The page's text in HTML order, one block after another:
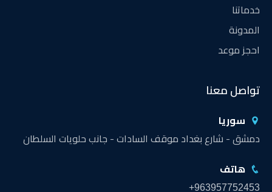
خدماتنا
المدونة
احجز موعد
تواصل معنا
سوريا
دمشق - شارع بغداد موقف السادات - جانب حلويات السلطان
هاتف
+963957752453